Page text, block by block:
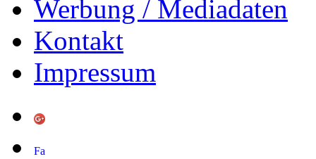
Werbung / Mediadaten
Kontakt
Impressum